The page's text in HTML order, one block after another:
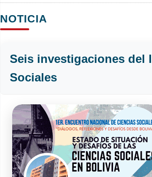
NOTICIA
Seis investigaciones del
Sociales